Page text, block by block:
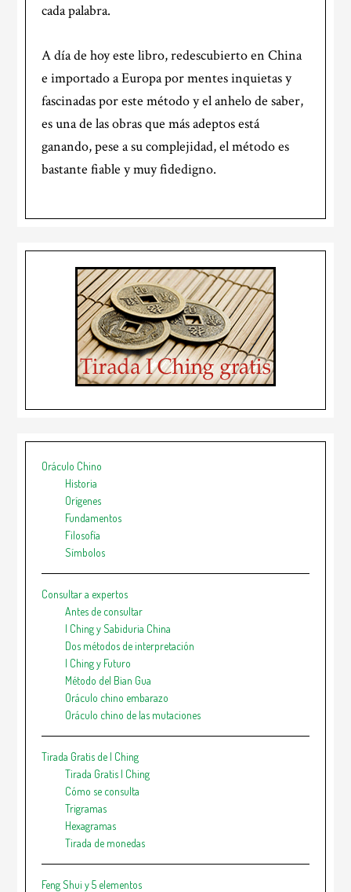
cada palabra.
A día de hoy este libro, redescubierto en China
e importado a Europa por mentes inquietas y
fascinadas por este método y el anhelo de saber,
es una de las obras que más adeptos está
ganando, pese a su complejidad, el método es
bastante fiable y muy fidedigno.
Oráculo Chino
Historia
Orígenes
Fundamentos
Filosofía
Símbolos
Consultar a expertos
Antes de consultar
I Ching y Sabiduria China
Dos métodos de interpretación
I Ching y Futuro
Método del Bian Gua
Oráculo chino embarazo
Oráculo chino de las mutaciones
Tirada Gratis de I Ching
Tirada Gratis I Ching
Cómo se consulta
Trigramas
Hexagramas
Tirada de monedas
Feng Shui y 5 elementos